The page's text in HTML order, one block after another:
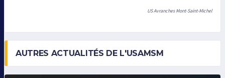
US Avranches Mont-Saint-Michel
AUTRES ACTUALITÉS DE L'USAMSM